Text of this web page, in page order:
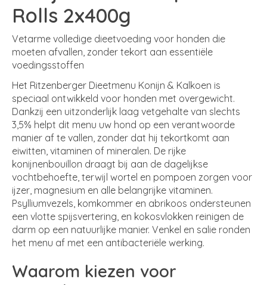
Rolls 2x400g
Vetarme volledige dieetvoeding voor honden die
moeten afvallen, zonder tekort aan essentiële
voedingsstoffen
Het Ritzenberger Dieetmenu Konijn & Kalkoen is
speciaal ontwikkeld voor honden met overgewicht.
Dankzij een uitzonderlijk laag vetgehalte van slechts
3,5% helpt dit menu uw hond op een verantwoorde
manier af te vallen, zonder dat hij tekortkomt aan
eiwitten, vitaminen of mineralen. De rijke
konijnenbouillon draagt bij aan de dagelijkse
vochtbehoefte, terwijl wortel en pompoen zorgen voor
ijzer, magnesium en alle belangrijke vitaminen.
Psylliumvezels, komkommer en abrikoos ondersteunen
een vlotte spijsvertering, en kokosvlokken reinigen de
darm op een natuurlijke manier. Venkel en salie ronden
het menu af met een antibacteriële werking.
Waarom kiezen voor